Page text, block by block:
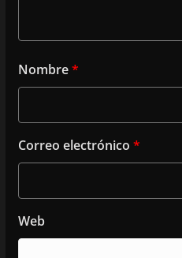
Nombre*
Correo electrónico *
Web